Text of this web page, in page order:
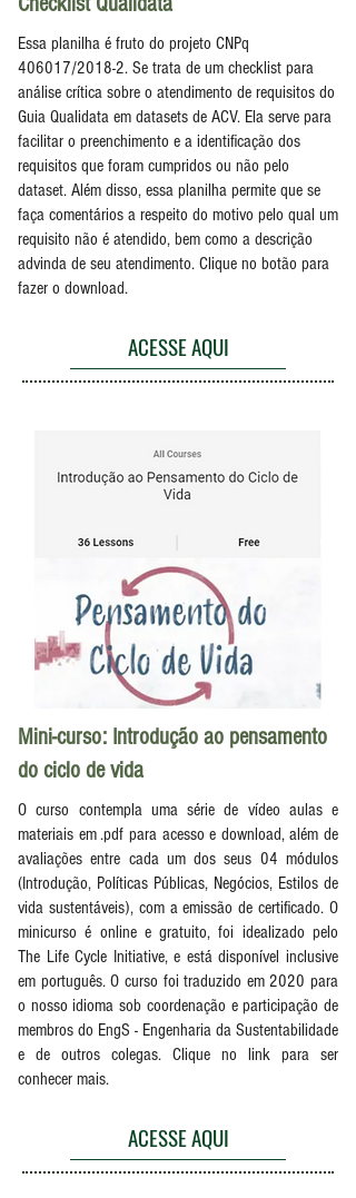
Essa planilha é fruto do projeto CNPq
406017/2018-2. Se trata de um checklist para
análise crítica sobre o atendimento de requisitos do
Guia Qualidata em datasets de ACV. Ela serve para
facilitar o preenchimento e a identificação dos
requisitos que foram cumpridos ou não pelo
dataset. Além disso, essa planilha permite que se
faça comentários a respeito do motivo pelo qual um
requisito não é atendido, bem como a descrição
advinda de seu atendimento. Clique no botão para
fazer o download.
ACESSE AQUI
Mini-curso: Introdução ao pensamento
do ciclo de vida
O curso contempla uma série de vídeo aulas e
materiais em .pdf para acesso e download, além de
avaliações entre cada um dos seus 04 módulos
(Introdução, Políticas Públicas, Negócios, Estilos de
vida sustentáveis), com a emissão de certificado. O
minicurso é online e gratuito, foi idealizado pelo
The Life Cycle Initiative, e está disponível inclusive
em português. O curso foi traduzido em 2020 para
o nosso idioma sob coordenação e participação de
membros do EngS - Engenharia da Sustentabilidade
e de outros colegas. Clique no link para ser
conhecer mais.
ACESSE AQUI